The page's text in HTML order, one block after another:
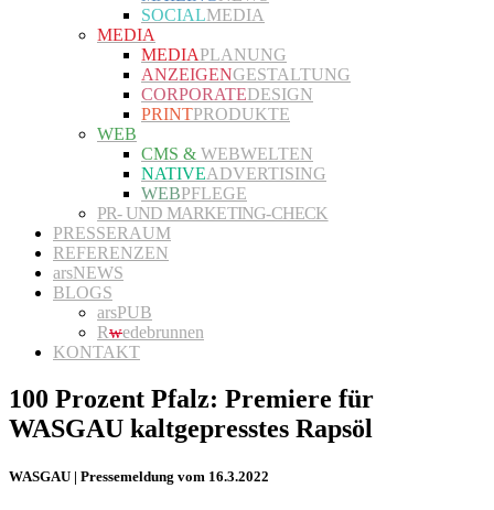
SOCIALMEDIA
MEDIA
MEDIAPLANUNG
ANZEIGENGESTALTUNG
CORPORATEDESIGN
PRINTPRODUKTE
WEB
CMS & WEBWELTEN
NATIVEADVERTISING
WEBPFLEGE
PR- UND MARKETING-CHECK
PRESSERAUM
REFERENZEN
arsNEWS
BLOGS
arsPUB
Rwedebrunnen
KONTAKT
100 Prozent Pfalz: Premiere für
WASGAU kaltgepresstes Rapsöl
WASGAU | Pressemeldung vom 16.3.2022